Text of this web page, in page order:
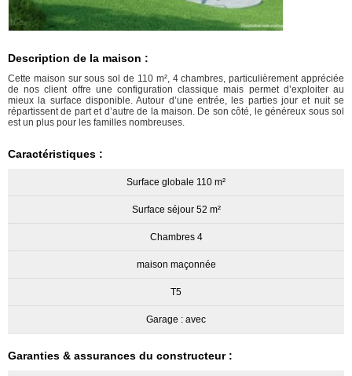
Description de la maison :
Cette maison sur sous sol de 110 m², 4 chambres, particulièrement appréciée
de nos client offre une configuration classique mais permet d’exploiter au
mieux la surface disponible. Autour d’une entrée, les parties jour et nuit se
répartissent de part et d’autre de la maison. De son côté, le généreux sous sol
est un plus pour les familles nombreuses.
Caractéristiques :
Surface globale 110 m²
Surface séjour 52 m²
Chambres 4
maison maçonnée
T5
Garage : avec
Garanties & assurances du constructeur :